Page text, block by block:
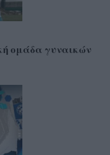
ομάδα γυναικών